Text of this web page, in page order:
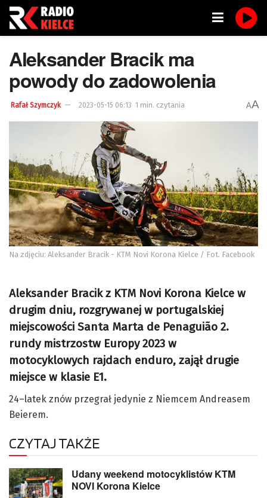
Aleksander Bracik ma
powody do zadowolenia
Rafał Szymczyk 2023-05-15 06:13 1 min. czytania AA
Na zdjęciu: Aleksander Bracik - KTM Novi Korona Kielce / Fot. Facebook
Aleksander Bracik z KTM Novi Korona Kielce w
drugim dniu, rozgrywanej w portugalskiej
miejscowości Santa Marta de Penaguião 2.
rundy mistrzostw Europy 2023 w
motocyklowych rajdach enduro, zajął drugie
miejsce w klasie E1.
24–latek znów przegrał jedynie z Niemcem Andreasem
Beierem.
CZYTAJ TAKŻE
Udany weekend motocyklistów KTM
NOVI Korona Kielce